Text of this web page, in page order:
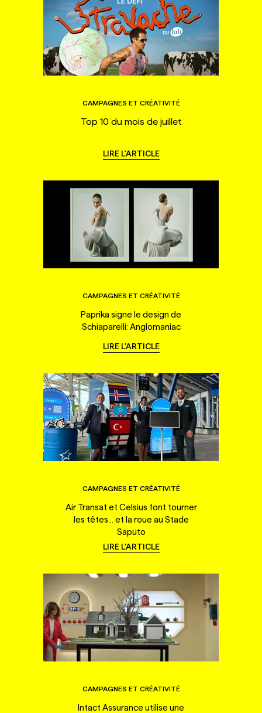
CAMPAGNES ET CRÉATIVITÉ
Top 10 du mois de juillet
LIRE L'ARTICLE
CAMPAGNES ET CRÉATIVITÉ
Paprika signe le design de
Schiaparelli: Anglomaniac
LIRE L'ARTICLE
CAMPAGNES ET CRÉATIVITÉ
Air Transat et Celsius font tourner
les têtes... et la roue au Stade
Saputo
LIRE L'ARTICLE
CAMPAGNES ET CRÉATIVITÉ
Intact Assurance utilise une